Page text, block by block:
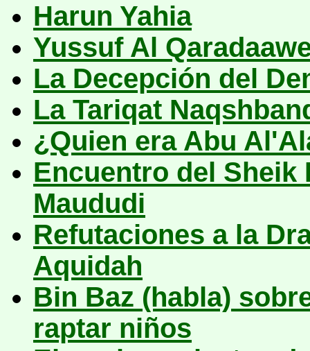
Harun Yahia
Yussuf Al
La Decepción del
La Tariqat
¿Quien era Abu
Encuentro del Sheik
Maududi
Refutaciones a la
Aquidah
Bin Baz (habla)
raptar niños